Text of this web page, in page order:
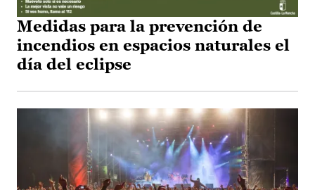
Medidas para la prevención de
incendios en espacios naturales el
día del eclipse